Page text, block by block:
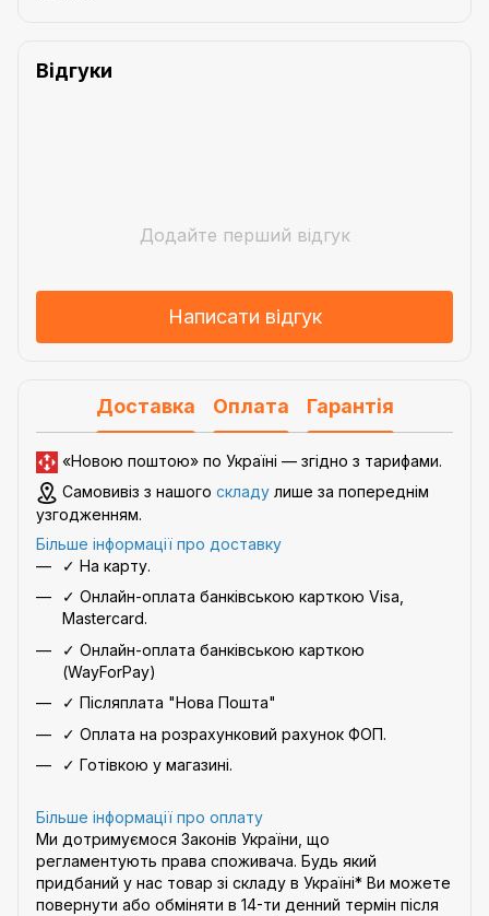
Відгуки
Додайте перший відгук
Написати відгук
Доставка Оплата Гарантія
«Новою поштою» по Україні — згідно з тарифами.
Самовивіз з нашого складу лише за попереднім
узгодженням.
Більше інформації про доставку
✓ На карту.
✓ Онлайн-оплата банківською карткою Visa,
Mastercard.
✓ Онлайн-оплата банківською карткою
(WayForPay)
✓ Післяплата "Нова Пошта"
✓ Оплата на розрахунковий рахунок ФОП.
✓ Готівкою у магазині.
Більше інформації про оплату
Ми дотримуємося Законів України, що
регламентують права споживача. Будь який
придбаний у нас товар зі складу в Україні* Ви можете
повернути або обміняти в 14-ти денний термін після